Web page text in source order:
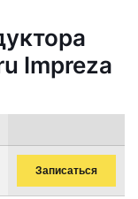
Impreza
Записаться